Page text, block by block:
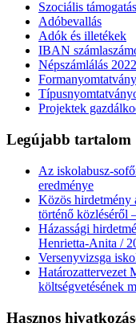
Szociális támogatás
Adóbevallás
Adók és illetékek
IBAN
Népszámlálás 2022
Projektek
Legújabb tartalom
Az iskolabusz-
eredménye
Közös hirdetmény
történő közléséről
Házassági
Henrietta-Anita /
Versenyvizsga
Határozattervezet
költségvetésének
Hasznos